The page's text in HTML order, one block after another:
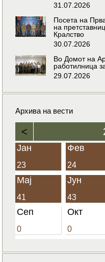
31.07.2026
Посета на
на
Кралство
30.07.2026
Во Домот на
работилница
29.07.2026
Архива на вести
<
Јан
23
Фев
24
Мај
41
Јун
43
Сеп
0
Окт
0